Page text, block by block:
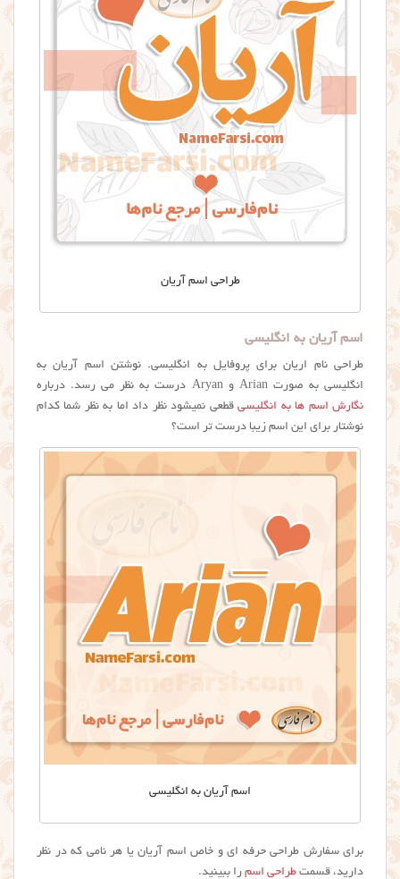
طراحی اسم آریان
اسم آریان به انگلیسی
طراحی نام اریان برای پروفایل به انگلیسی. نوشتن اسم آريان به
انگلیسی به صورت Arian و Aryan درست به نظر می رسد. درباره
نگارش اسم ها به انگلیسیقطعی نمیشود نظر داد اما به نظر شما کدام
نوشتار برای این اسم زیبا درست تر است؟
اسم آریان به انگلیسی
برای سفارش طراحی حرفه ای و خاص اسم آریان یا هر نامی که در نظر
دارید، قسمت طراحی اسم را ببینید.